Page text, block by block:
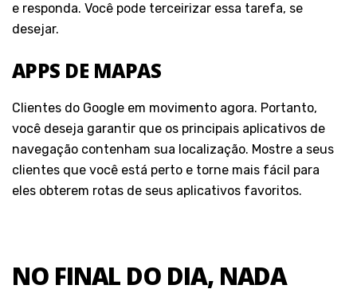
e responda. Você pode terceirizar essa tarefa, se
desejar.
APPS DE MAPAS
Clientes do Google em movimento agora. Portanto,
você deseja garantir que os principais aplicativos de
navegação contenham sua localização. Mostre a seus
clientes que você está perto e torne mais fácil para
eles obterem rotas de seus aplicativos favoritos.
NO FINAL DO DIA, NADA